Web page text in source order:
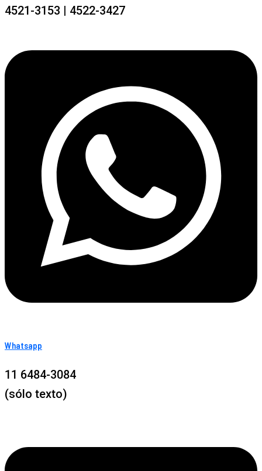
4521-3153 | 4522-3427
Whatsapp
11 6484-3084
(sólo texto)